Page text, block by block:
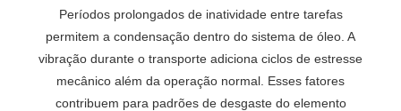
Períodos prolongados de inatividade entre tarefas
permitem a condensação dentro do sistema de óleo. A
vibração durante o transporte adiciona ciclos de estresse
mecânico além da operação normal. Esses fatores
contribuem para padrões de desgaste do elemento